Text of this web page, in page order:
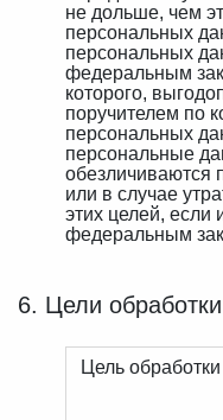
не дольше, чем
персональных
персональных
федеральным
которого,
поручителем по
персональных
персональные
обезличиваются
или в случае
этих целей, если
федеральным
6. Цели
Цель обработки